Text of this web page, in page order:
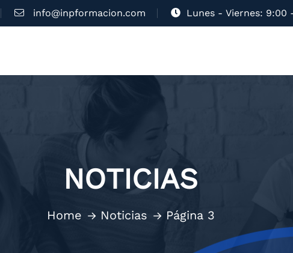
info@inpformacion.com Lunes - Viernes: 9:00
NOTICIAS
Home Noticias Página 3